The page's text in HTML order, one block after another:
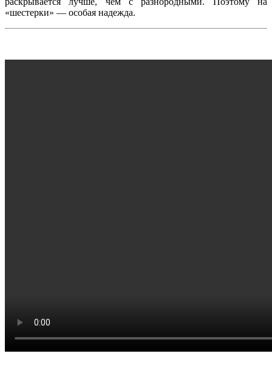
«шестерки» — особая надежда.